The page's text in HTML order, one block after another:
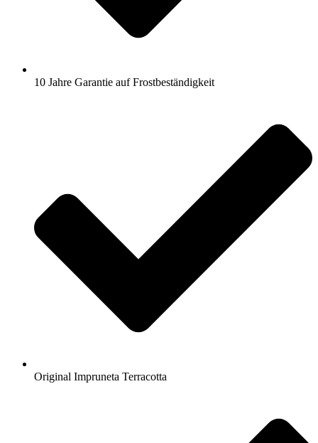
10 Jahre Garantie auf Frostbeständigkeit
Original Impruneta Terracotta